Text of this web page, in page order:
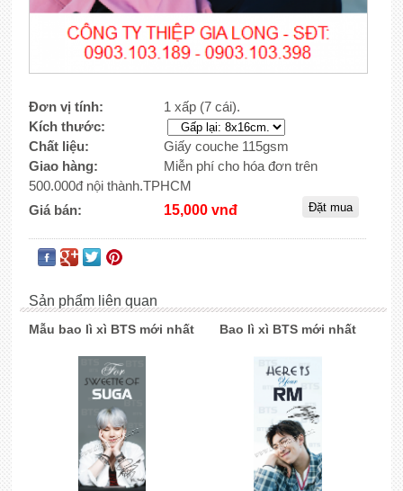
Đơn vị tính:
1 xấp (7 cái).
Kích thước:
Chất liệu:
Giấy couche 115gsm
Giao hàng:
Miễn phí cho hóa đơn trên
500.000đ nội thành.TPHCM
Giá bán:
15,000 vnđ
Sản phẩm liên quan
Mẫu bao lì xì BTS mới nhất Bao lì xì BTS mới nhất